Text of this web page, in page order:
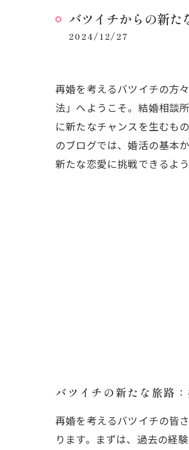
バツイチからの新た
2024/12/27
再婚を考えるバツイチの方
法」へようこそ。結婚相談
に新たなチャンスを生むも
のブログでは、婚活の基本
新たな恋愛に挑戦できるよ
バツイチの新たな旅路
再婚を考えるバツイチの皆
ります。まずは、過去の経